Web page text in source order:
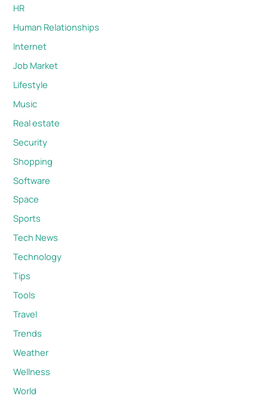
HR
Human Relationships
Internet
Job Market
Lifestyle
Music
Real estate
Security
Shopping
Software
Space
Sports
Tech News
Technology
Tips
Tools
Travel
Trends
Weather
Wellness
World